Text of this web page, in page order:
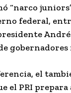
“narco
federal,
el
el PRI prepara